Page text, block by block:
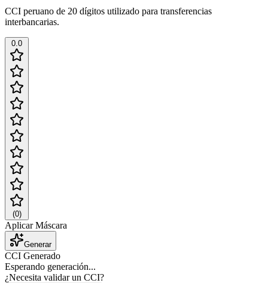
CCI peruano de 20 dígitos utilizado para transferencias
interbancarias.
0.0
(0)
Aplicar Máscara
Generar
CCI Generado
Esperando generación...
¿Necesita validar un CCI?